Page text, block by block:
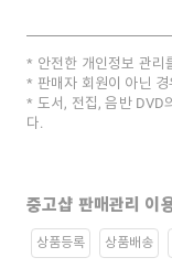
안전한 개인정보 관리
판매자 회원이 아닌
도서, 전집, 음반 DVD
다.
중고샵 판매관리 이
상품등록 상품배송